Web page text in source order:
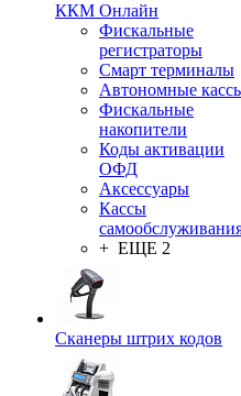
ККМ Онлайн
Фискальные
регистраторы
Смарт терминалы
Автономные
Фискальные
накопители
Коды активации
ОФД
Аксессуары
Кассы
+ ЕЩЕ 2
Сканеры штрих кодов